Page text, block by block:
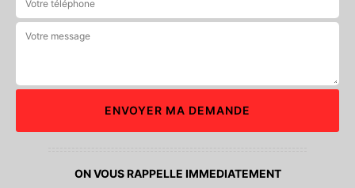
ON VOUS RAPPELLE IMMEDIATEMENT